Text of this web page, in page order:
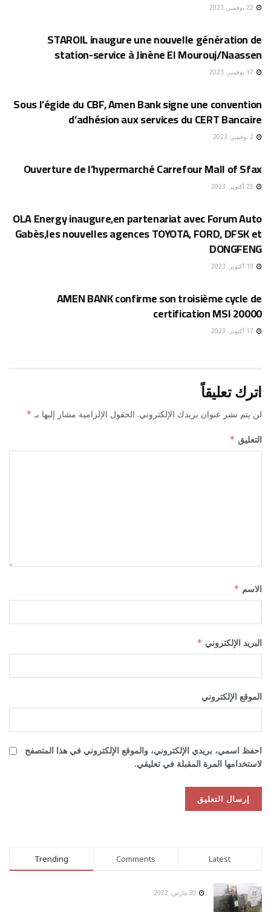
22 نوفمبر، 2023
STAROIL inaugure une nouvelle génération de
station-service à Jinène El Mourouj/Naassen
17 نوفمبر، 2023
Sous l’égide du CBF, Amen Bank signe une convention
d’adhésion aux services du CERT Bancaire
2 نوفمبر، 2023
Ouverture de l’hypermarché Carrefour Mall of Sfax
25 أكتوبر، 2023
OLA Energy inaugure,en partenariat avec Forum Auto
Gabès,les nouvelles agences TOYOTA, FORD, DFSK et
DONGFENG
19 أكتوبر، 2023
AMEN BANK confirme son troisième cycle de
certification MSI 20000
17 أكتوبر، 2023
اترك تعليقاً
لن يتم نشر عنوان بريدك الإلكتروني. الحقول الإلزامية مشار إليها بـ*
التعليق*
الاسم *
البريد الإلكتروني *
الموقع الإلكتروني
احفظ اسمي، بريدي الإلكتروني، والموقع الإلكتروني في هذا المتصفح
لاستخدامها المرة المقبلة في تعليقي.
Trending Comments Latest
30 مارس، 2022